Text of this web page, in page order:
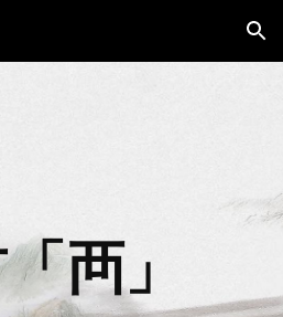
Skip to navigation
襾」